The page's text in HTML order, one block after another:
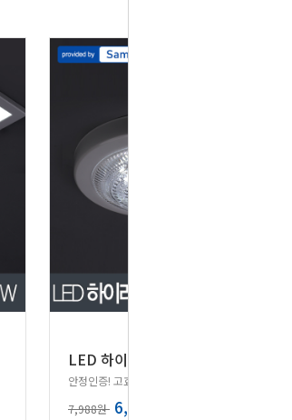
안정인증! 고효율 LED원형 센서등
7,988원 6,390원